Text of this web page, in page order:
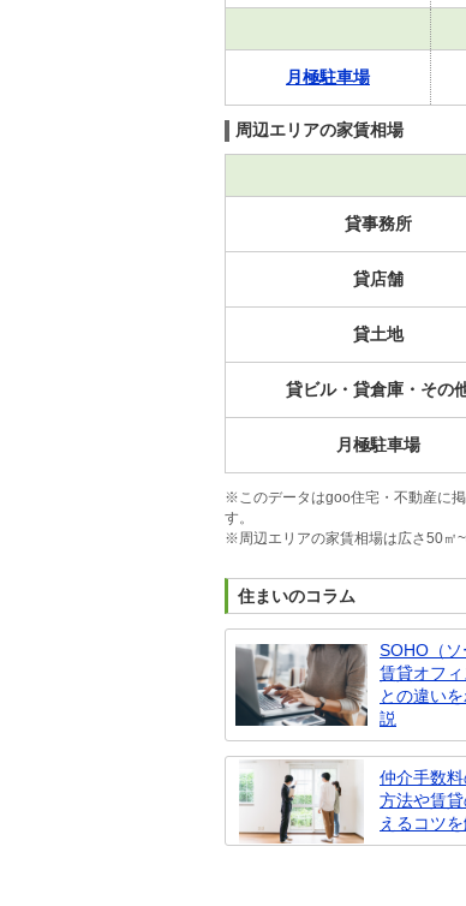
月極駐車場
周辺エリアの家賃相場
貸事務所
貸店舗
貸土地
貸ビル・貸倉庫・その
月極駐車場
※このデータはgoo住宅・不動産に
す。
※周辺エリアの家賃相場は広さ50㎡
住まいのコラム
SOHO（ソ
賃貸オフ
との違い
説
仲介手数
方法や賃
えるコツ